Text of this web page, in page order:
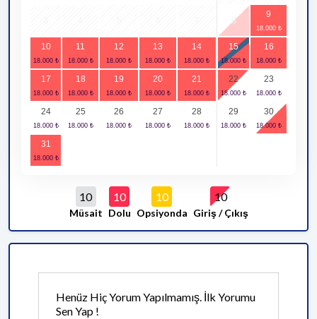
8
9
10 11 12 13 14 15 16
17 18 19 20 21 22 23
24 25 26 27 28 29 30
31
10
Müsait
10
Dolu
10
Opsiyonda
10
Giriş / Çıkış
Henüz Hiç Yorum Yapılmamış. İlk Yorumu
Sen Yap !